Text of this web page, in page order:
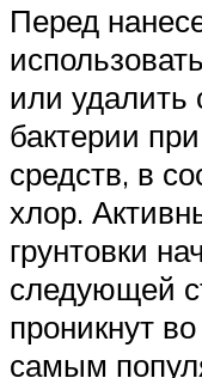
Перед
или удалить
бактерии
средств, в
хлор.
грунтовки
следующей
проникнут
самым